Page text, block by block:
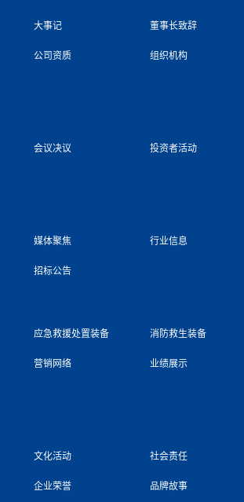
大事记 董事长致辞
公司资质 组织机构
会议决议 投资者活动
媒体聚焦 行业信息
招标公告
应急救援处置装备 消防救生装备
营销网络 业绩展示
文化活动 社会责任
企业荣誉 品牌故事